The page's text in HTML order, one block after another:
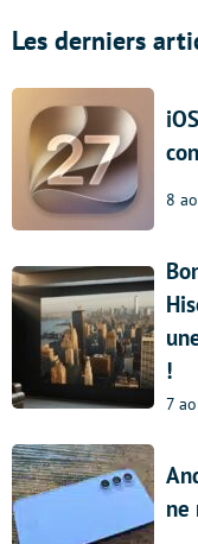
Les derniers
8
!
7
ne